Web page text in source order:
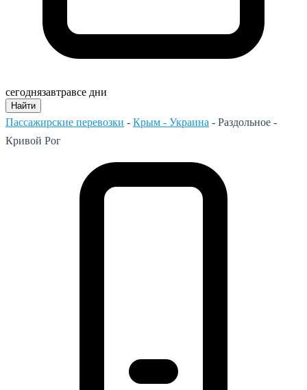
сегоднязавтравсе дни
Найти
Пассажирские перевозки - Крым - Украина - Раздольное -
Кривой Рог